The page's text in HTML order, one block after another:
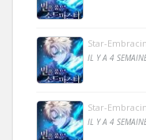
Star-
IL Y A 4
Star-
IL Y A 4